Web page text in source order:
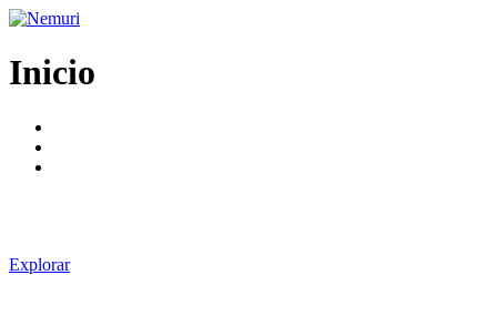
Ir
contenido
Inicio
Explorar